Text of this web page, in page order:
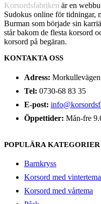
Korsordsfabriken är en
Sudokus online för tidningar,
Burman som började sin
står bakom de flesta korsord
korsord på begäran.
KONTAKTA OSS
Adress:
Tel: 0730-68 83 35
E-post:
Öppettider: Mån-fre
POPULÄRA KATEGORIER
Barnkryss
Korsord med vintertema
Korsord med vårtema